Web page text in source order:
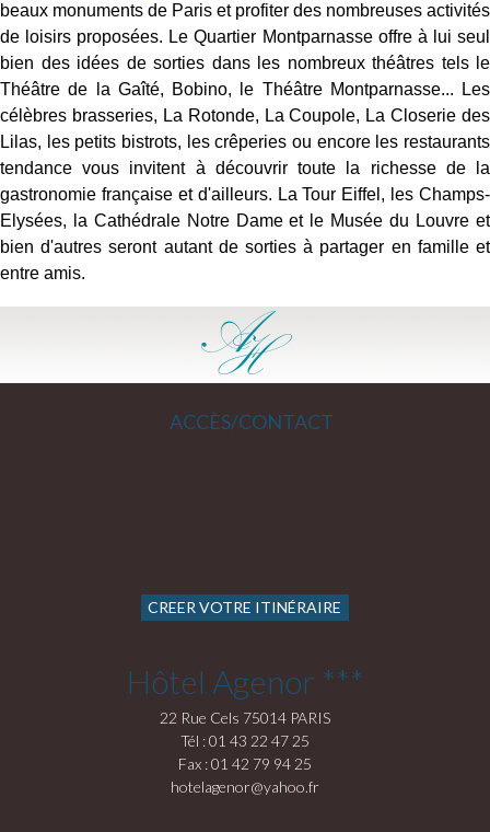
beaux monuments de Paris et profiter des nombreuses activités
de loisirs proposées. Le Quartier Montparnasse offre à lui seul
bien des idées de sorties dans les nombreux théâtres tels le
Théâtre de la Gaîté, Bobino, le Théâtre Montparnasse... Les
célèbres brasseries, La Rotonde, La Coupole, La Closerie des
Lilas, les petits bistrots, les crêperies ou encore les restaurants
tendance vous invitent à découvrir toute la richesse de la
gastronomie française et d'ailleurs. La Tour Eiffel, les Champs-
Elysées, la Cathédrale Notre Dame et le Musée du Louvre et
bien d'autres seront autant de sorties à partager en famille et
entre amis.
ACCÈS/CONTACT
CREER VOTRE ITINÉRAIRE
Hôtel Agenor ***
22 Rue Cels 75014 PARIS
Tél : 01 43 22 47 25
Fax : 01 42 79 94 25
hotelagenor@yahoo.fr